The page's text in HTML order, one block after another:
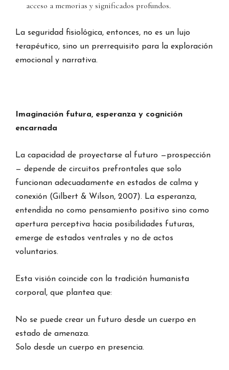
acceso a memorias y significados profundos.
La seguridad fisiológica, entonces, no es un lujo
terapéutico, sino un prerrequisito para la exploración
emocional y narrativa.
Imaginación futura, esperanza y cognición
encarnada
La capacidad de proyectarse al futuro —prospección
— depende de circuitos prefrontales que solo
funcionan adecuadamente en estados de calma y
conexión (Gilbert & Wilson, 2007). La esperanza,
entendida no como pensamiento positivo sino como
apertura perceptiva hacia posibilidades futuras,
emerge de estados ventrales y no de actos
voluntarios.
Esta visión coincide con la tradición humanista
corporal, que plantea que:
No se puede crear un futuro desde un cuerpo en
estado de amenaza.
Solo desde un cuerpo en presencia.